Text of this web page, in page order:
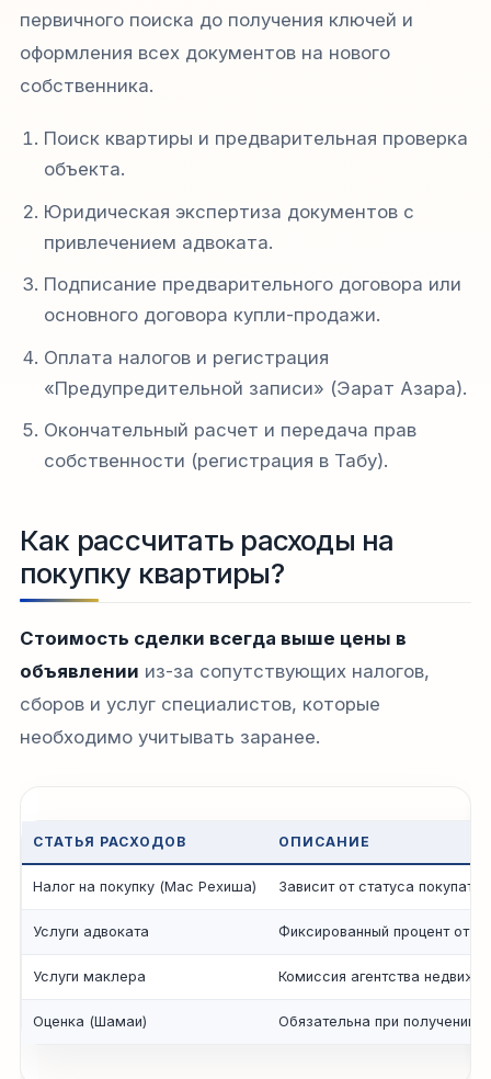
первичного поиска до получения ключей и
оформления всех документов на нового
собственника.
Поиск квартиры и предварительная проверка
объекта.
Юридическая экспертиза документов с
привлечением адвоката.
Подписание предварительного договора или
основного договора купли-продажи.
Оплата налогов и регистрация
«Предупредительной записи» (Эарат Азара).
Окончательный расчет и передача прав
собственности (регистрация в Табу).
Как рассчитать расходы на
покупку квартиры?
Стоимость сделки всегда выше цены в
объявлении из-за сопутствующих налогов,
сборов и услуг специалистов, которые
необходимо учитывать заранее.
СТАТЬЯ РАСХОДОВ ОПИСАНИЕ
Налог на покупку (Мас Рехиша) Зависит от статуса
Услуги адвоката Фиксированный процент от
Услуги маклера Комиссия агентства
Оценка (Шамаи) Обязательна при получении